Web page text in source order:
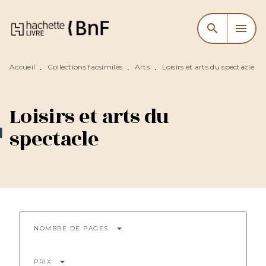
MENU RECHERCHE
CONTENU
search menu
Accueil • Collections facsimilés • Arts • Loisirs et arts du spectacle
Loisirs et arts du
spectacle
NOMBRE DE PAGES arrow_drop_down
PRIX arrow_drop_down